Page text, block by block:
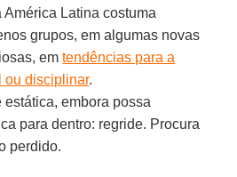
Latina costuma
grupos, em algumas novas
emtendências para a
ou disciplinar.
embora possa
para dentro: regride. Procura
perdido.